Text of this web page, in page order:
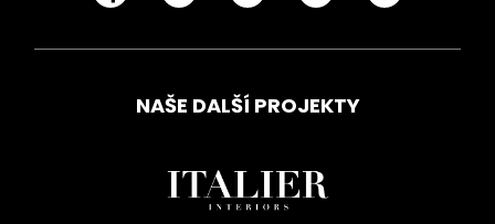
NAŠE DALŠÍ PROJEKTY